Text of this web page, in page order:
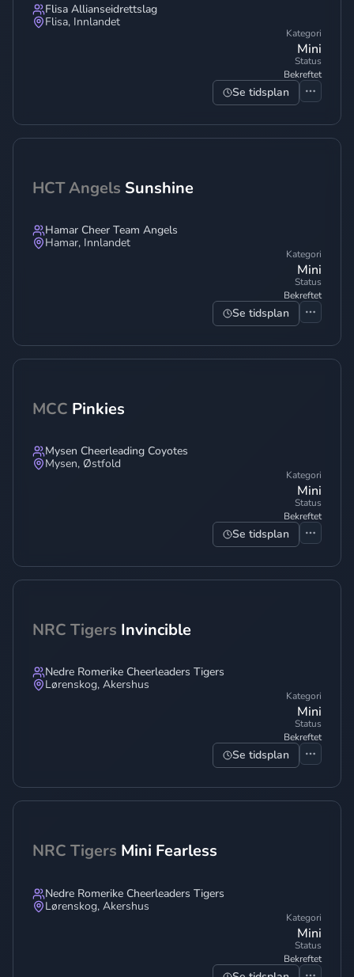
Flisa Allianseidrettslag
Flisa, Innlandet
Kategori
Mini
Status
Bekreftet
Se tidsplan
HCT Angels Sunshine
Hamar Cheer Team Angels
Hamar, Innlandet
Kategori
Mini
Status
Bekreftet
Se tidsplan
MCC Pinkies
Mysen Cheerleading Coyotes
Mysen, Østfold
Kategori
Mini
Status
Bekreftet
Se tidsplan
NRC Tigers Invincible
Nedre Romerike Cheerleaders Tigers
Lørenskog, Akershus
Kategori
Mini
Status
Bekreftet
Se tidsplan
NRC Tigers Mini Fearless
Nedre Romerike Cheerleaders Tigers
Lørenskog, Akershus
Kategori
Mini
Status
Bekreftet